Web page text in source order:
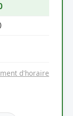
d'horaire